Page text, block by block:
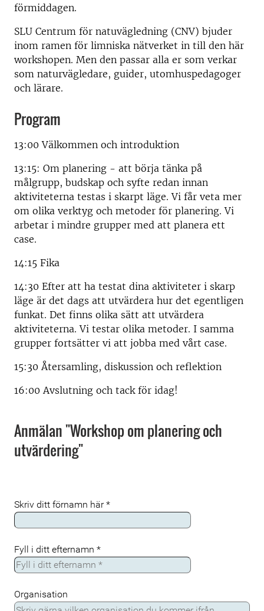
förmiddagen.
SLU Centrum för natuvägledning (CNV) bjuder
inom ramen för limniska nätverket in till den här
workshopen. Men den passar alla er som verkar
som naturvägledare, guider, utomhuspedagoger
och lärare.
Program
13:00 Välkommen och introduktion
13:15: Om planering - att börja tänka på
målgrupp, budskap och syfte redan innan
aktiviteterna testas i skarpt läge. Vi får veta mer
om olika verktyg och metoder för planering. Vi
arbetar i mindre grupper med att planera ett
case.
14:15 Fika
14:30 Efter att ha testat dina aktiviteter i skarp
läge är det dags att utvärdera hur det egentligen
funkat. Det finns olika sätt att utvärdera
aktiviteterna. Vi testar olika metoder. I samma
grupper fortsätter vi att jobba med vårt case.
15:30 Återsamling, diskussion och reflektion
16:00 Avslutning och tack för idag!
Anmälan "Workshop om planering och
utvärdering"
Skriv ditt förnamn här*
Fyll i ditt efternamn *
Organisation